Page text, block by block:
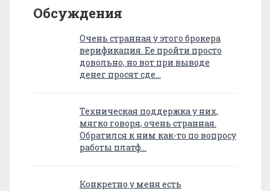
Обсуждения
Очень странная у этого брокера
верификация. Ее пройти просто
довольно, но вот при выводе
денег просят сде…
Техническая поддержка у них,
мягко говоря, очень странная.
Обратился к ним как-то по вопросу
работы платф…
Конкретно у меня есть